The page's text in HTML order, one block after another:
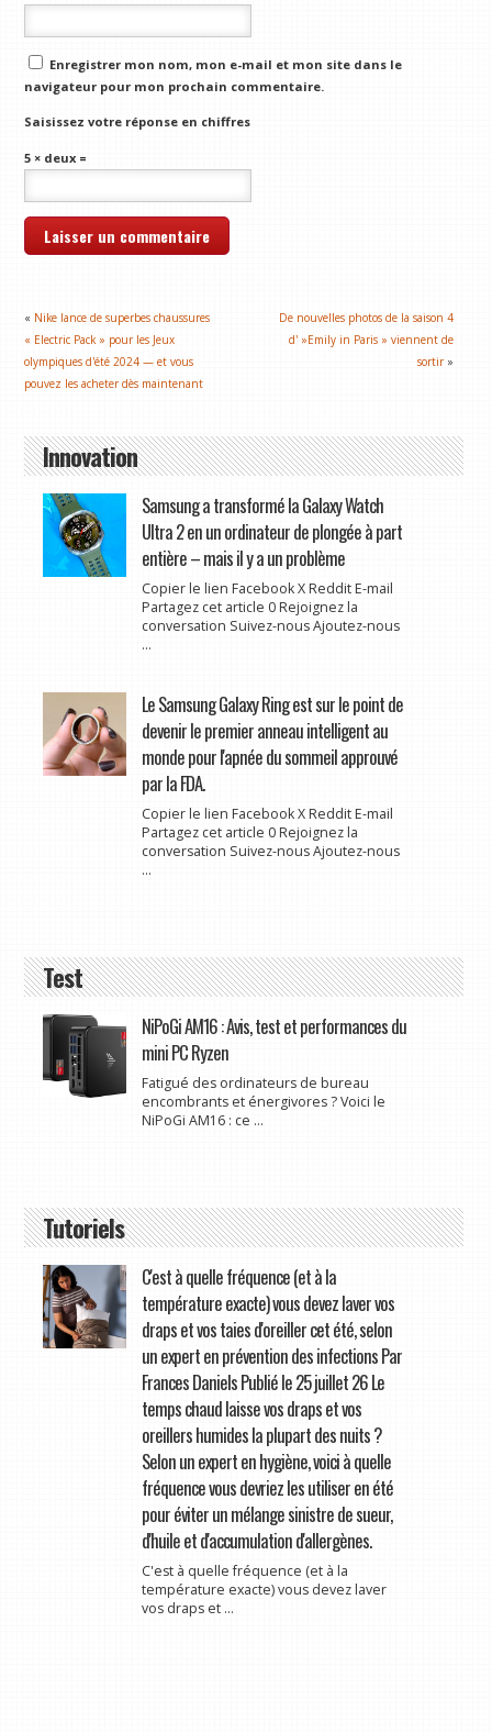
Enregistrer mon nom, mon e-mail et mon site dans le
navigateur pour mon prochain commentaire.
Saisissez votre réponse en chiffres
5 × deux =
« Nike lance de superbes chaussures
« Electric Pack » pour les Jeux
olympiques d'été 2024 — et vous
pouvez les acheter dès maintenant
De nouvelles photos de la saison 4
d' »Emily in Paris » viennent de
sortir »
Innovation
Samsung a transformé la Galaxy Watch
Ultra 2 en un ordinateur de plongée à part
entière – mais il y a un problème
Copier le lien Facebook X Reddit E-mail
Partagez cet article 0 Rejoignez la
conversation Suivez-nous Ajoutez-nous
...
Le Samsung Galaxy Ring est sur le point de
devenir le premier anneau intelligent au
monde pour l'apnée du sommeil approuvé
par la FDA.
Copier le lien Facebook X Reddit E-mail
Partagez cet article 0 Rejoignez la
conversation Suivez-nous Ajoutez-nous
...
Test
NiPoGi AM16 : Avis, test et performances du
mini PC Ryzen
Fatigué des ordinateurs de bureau
encombrants et énergivores ? Voici le
NiPoGi AM16 : ce ...
Tutoriels
C'est à quelle fréquence (et à la
température exacte) vous devez laver vos
draps et vos taies d'oreiller cet été, selon
un expert en prévention des infections Par
Frances Daniels Publié le 25 juillet 26 Le
temps chaud laisse vos draps et vos
oreillers humides la plupart des nuits ?
Selon un expert en hygiène, voici à quelle
fréquence vous devriez les utiliser en été
pour éviter un mélange sinistre de sueur,
d'huile et d'accumulation d'allergènes.
C'est à quelle fréquence (et à la
température exacte) vous devez laver
vos draps et ...